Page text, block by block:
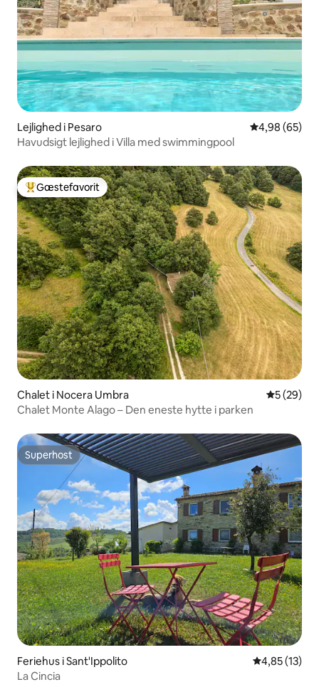
Lejlighed i Pesaro 4,98 ud af 5 i
4,98 (65)
Havudsigt lejlighed i Villa med swimmingpool
Bedste gæstefavorit
Gæstefavorit
Chalet i Nocera Umbra 5 ud af 5 i
5 (29)
Chalet Monte Alago – Den eneste hytte i parken
Superhost
Superhost
Feriehus i Sant'Ippolito 4,85 ud af 5
4,85 (13)
La Cincia